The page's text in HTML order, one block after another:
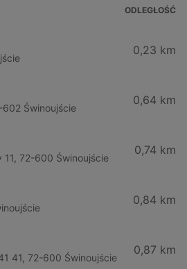
ODLEGŁOŚĆ
0,23 km
Świnoujście
0,64 km
11, 72-600 Świnoujście
0,74 km
0,84 km
41, 72-600 Świnoujście
0,87 km